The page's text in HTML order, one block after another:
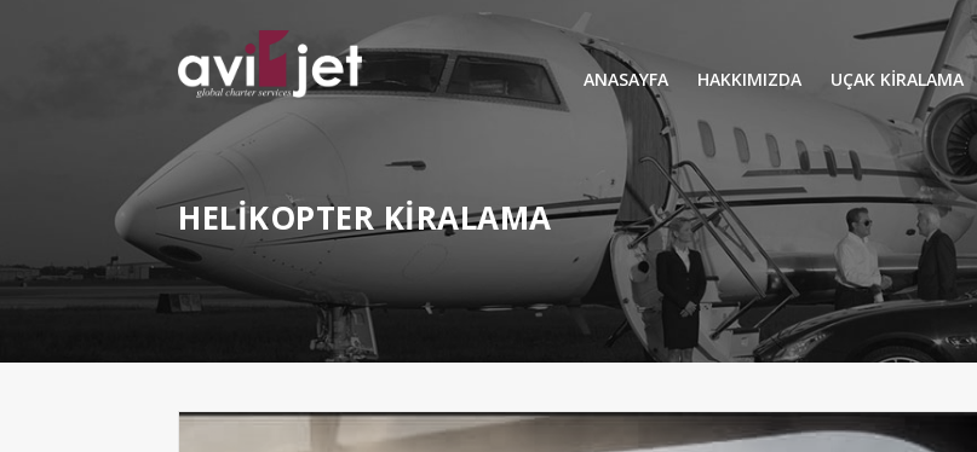
ANASAYFA HAKKIMIZDA UÇAK KİRALAMA
UÇAK KIRALAMA
İŞ GEZİLERİ
HAVA AMBULANSI
AVİONE JET CARD
HELİKOPTER KİRALAMA